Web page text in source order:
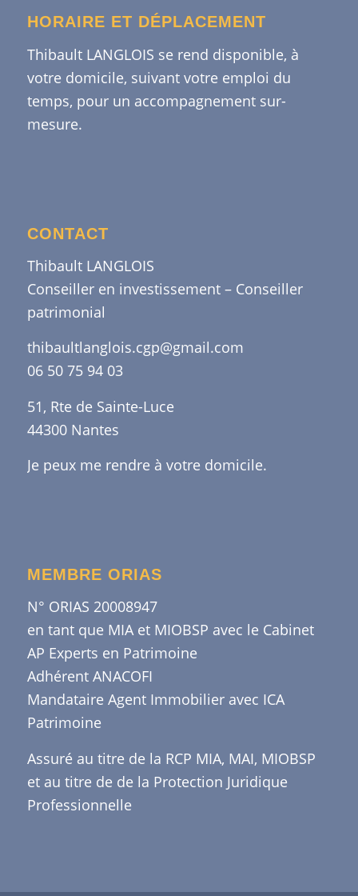
HORAIRE ET DÉPLACEMENT
Thibault LANGLOIS se rend disponible, à
votre domicile, suivant votre emploi du
temps, pour un accompagnement sur-
mesure.
CONTACT
Thibault LANGLOIS
Conseiller en investissement – Conseiller
patrimonial
thibaultlanglois.cgp@gmail.com
06 50 75 94 03
51, Rte de Sainte-Luce
44300 Nantes
Je peux me rendre à votre domicile.
MEMBRE ORIAS
N° ORIAS 20008947
en tant que MIA et MIOBSP avec le Cabinet
AP Experts en Patrimoine
Adhérent ANACOFI
Mandataire Agent Immobilier avec ICA
Patrimoine
Assuré au titre de la RCP MIA, MAI, MIOBSP
et au titre de de la Protection Juridique
Professionnelle